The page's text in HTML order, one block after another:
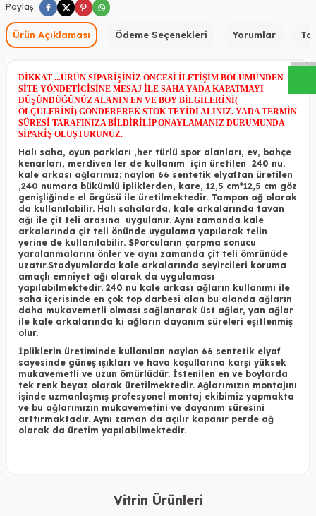
W
h
a
s
a
p
p
D
e
s
t
e
H
a
t
t
Paylaş
Ürün Açıklaması Ödeme Seçenekleri Yorumlar
DİKKAT ...ÜRÜN SİPARİŞİNİZ ÖNCESİ İLETİŞİM BÖLÜMÜNDEN
SİTE YÖNDETİCİSİNE MESAJ İLE SAHA YADA KAPATMAYI
DÜŞÜNDÜĞÜNÜZ ALANIN EN VE BOY BİLGİLERİNİ(
ÖLÇÜLERİNİ) GÖNDEREREK STOK TEYİDİ ALINIZ. YADA TERMİN
SÜRESİ TARAFINIZA BİLDİRİLİP ONAYLAMANIZ DURUMUNDA
SİPARİŞ OLUŞTURUNUZ.
Halı saha, oyun parkları ,her türlü spor alanları, ev, bahçe
kenarları, merdiven ler de kullanım için üretilen 240 nu.
kale arkası ağlarımız; naylon 66 sentetik elyaftan üretilen
,240 numara bükümlü ipliklerden, kare, 12,5 cm*12,5 cm göz
genişliğinde el örgüsü ile üretilmektedir. Tampon ağ olarak
da kullanılabilir. Halı sahalarda, kale arkalarında tavan
ağı ile çit teli arasına uygulanır. Aynı zamanda kale
arkalarında çit teli önünde uygulama yapılarak telin
yerine de kullanılabilir. SPorcuların çarpma sonucu
yaralanmalarını önler ve aynı zamanda çit teli ömrünüde
uzatır.Stadyumlarda kale arkalarında seyircileri koruma
amaçlı emniyet ağı olarak da uygulaması
yapılabilmektedir. 240 nu kale arkası ağların kullanımı ile
saha içerisinde en çok top darbesi alan bu alanda ağların
daha mukavemetli olması sağlanarak üst ağlar, yan ağlar
ile kale arkalarında ki ağların dayanım süreleri eşitlenmiş
olur.
İpliklerin üretiminde kullanılan naylon 66 sentetik elyaf
sayesinde güneş ışıkları ve hava koşullarına karşı yüksek
mukavemetli ve uzun ömürlüdür. İstenilen en ve boylarda
tek renk beyaz olarak üretilmektedir. Ağlarımızın montajını
işinde uzmanlaşmış profesyonel montaj ekibimiz yapmakta
ve bu ağlarımızın mukavemetini ve dayanım süresini
arttırmaktadır. Aynı zaman da açılır kapanır perde ağ
olarak da üretim yapılabilmektedir.
Vitrin Ürünleri